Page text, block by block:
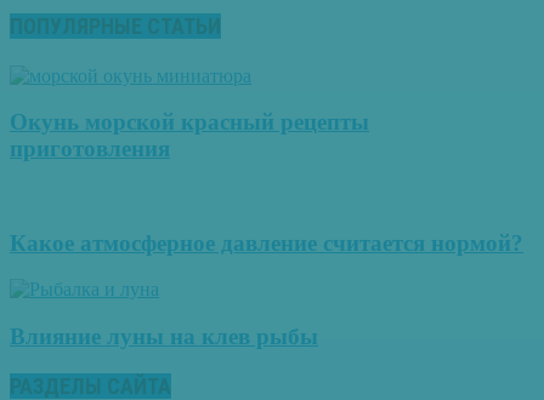
ПОПУЛЯРНЫЕ СТАТЬИ
Окунь морской красный рецепты
приготовления
Какое атмосферное давление считается нормой?
Влияние луны на клев рыбы
РАЗДЕЛЫ САЙТА